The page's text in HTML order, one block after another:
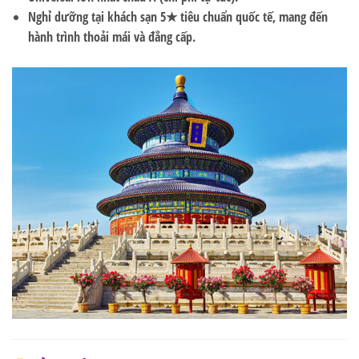
Nghỉ dưỡng tại khách sạn5★ tiêu chuẩn quốc tế, mang đến
hành trình thoải mái và đẳng cấp.